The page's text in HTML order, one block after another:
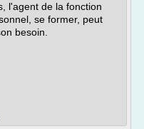
l'agent de la fonction
se former, peut
besoin.